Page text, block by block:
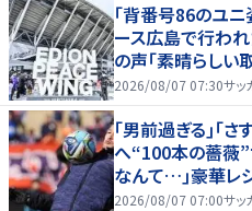
｢背番号86のユ
ース広島で行わ
の声｢素晴らしい
応しい｣
2026/08/07 07:30サッ
｢男前過ぎる｣｢さ
へ“100本の薔薇”
なんて…｣豪華レ
2026/08/07 07:00サッ